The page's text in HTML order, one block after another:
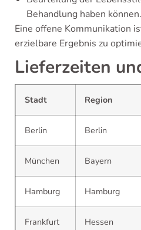
Behandlung haben können.
Eine offene Kommunikation
erzielbare Ergebnis zu
Lieferzeiten
Stadt Region
Berlin Berlin
München Bayern
Hamburg Hamburg
Frankfurt Hessen